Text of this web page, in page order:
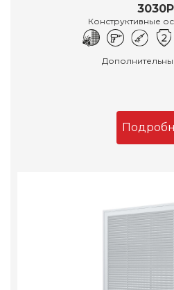
3030Р
Конструктивные